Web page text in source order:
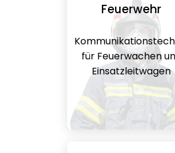
Feuerwehr
für Feuerwachen
Einsatzleitwagen